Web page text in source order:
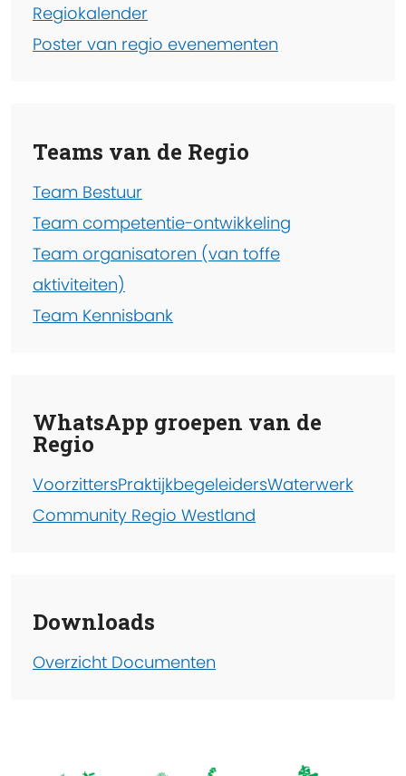
Regiokalender
Poster van regio evenementen
Teams van de Regio
Team Bestuur
Team competentie-ontwikkeling
Team organisatoren (van toffe
aktiviteiten)
Team Kennisbank
WhatsApp groepen van de
Regio
VoorzittersPraktijkbegeleidersWaterwerk
Community Regio Westland
Downloads
Overzicht Documenten